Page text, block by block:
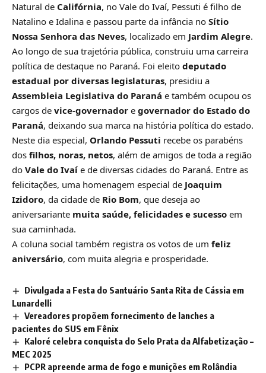
Natural de Califórnia, no Vale do Ivaí, Pessuti é filho de
Natalino e Idalina e passou parte da infância no Sítio
Nossa Senhora das Neves, localizado em Jardim Alegre.
Ao longo de sua trajetória pública, construiu uma carreira
política de destaque no Paraná. Foi eleito deputado
estadual por diversas legislaturas, presidiu a
Assembleia Legislativa do Paraná e também ocupou os
cargos de vice-governador e governador do Estado do
Paraná, deixando sua marca na história política do estado.
Neste dia especial, Orlando Pessuti recebe os parabéns
dos filhos, noras, netos, além de amigos de toda a região
do Vale do Ivaí e de diversas cidades do Paraná. Entre as
felicitações, uma homenagem especial de Joaquim
Izidoro, da cidade de Rio Bom, que deseja ao
aniversariante muita saúde, felicidades e sucesso em
sua caminhada.
A coluna social também registra os votos de um feliz
aniversário, com muita alegria e prosperidade.
Divulgada a Festa do Santuário Santa Rita de Cássia em
Lunardelli
Vereadores propõem fornecimento de lanches a
pacientes do SUS em Fênix
Kaloré celebra conquista do Selo Prata da Alfabetização –
MEC 2025
PCPR apreende arma de fogo e munições em Rolândia